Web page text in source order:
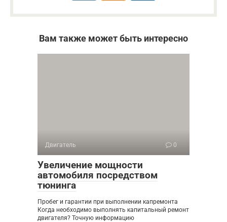
Вам также может быть интересно
Двигатель 0
Увеличение мощности
автомобиля посредством
тюнинга
Пробег и гарантии при выполнении капремонта
Когда необходимо выполнять капитальный ремонт
двигателя? Точную информацию